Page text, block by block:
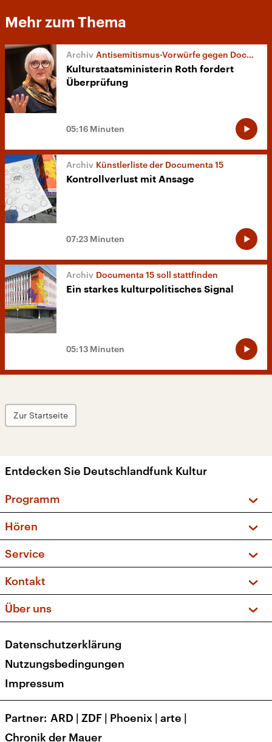
Mehr zum Thema
Antisemitismus-Vorwürfe gegen Documenta
Kulturstaatsministerin Roth fordert
Überprüfung
05:16 Minuten
Künstlerliste der Documenta 15
Kontrollverlust mit Ansage
07:23 Minuten
Documenta 15 soll stattfinden
Ein starkes kulturpolitisches Signal
05:13 Minuten
Zur Startseite
Entdecken Sie Deutschlandfunk Kultur
Programm
Sendungen und Podcasts
Musikliste
Kakadu – Das Kinderprogramm
Hören
Frequenzen (UKW + DAB+)
Service
FAQ
Apps
Newsletter
Veranstaltungen
Kontakt
Social Media
Über uns
Presse
Karriere
Transparenz
Datenschutzerklärung
Nutzungsbedingungen
Impressum
Partner ARD | ZDF | Phoenix | arte |
Chronik der Mauer